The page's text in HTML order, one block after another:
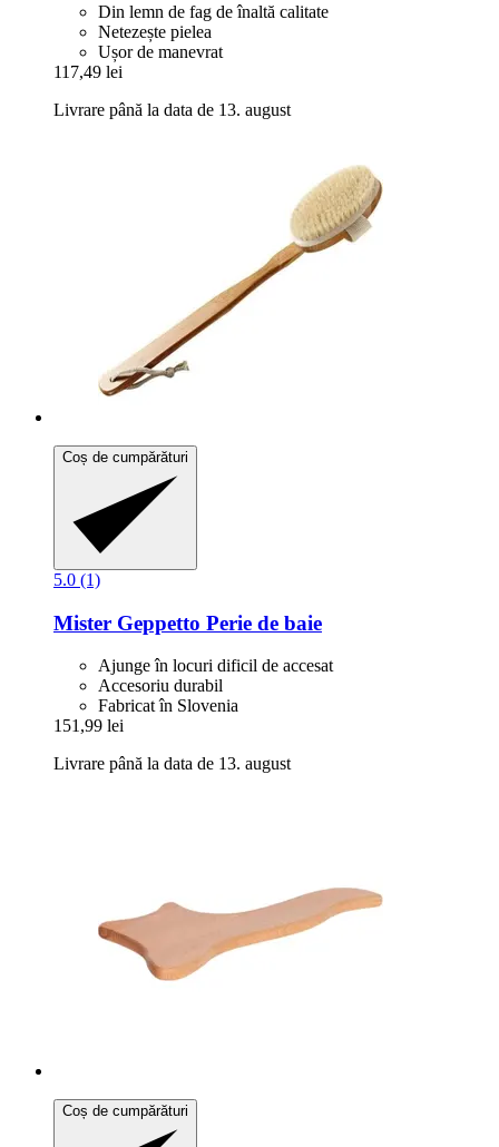
Din lemn de fag de înaltă calitate
Netezește pielea
Ușor de manevrat
117,49 lei
Livrare până la data de 13. august
Coș de cumpărături
5.0 (1)
Mister Geppetto Perie de baie
Ajunge în locuri dificil de accesat
Accesoriu durabil
Fabricat în Slovenia
151,99 lei
Livrare până la data de 13. august
Coș de cumpărături